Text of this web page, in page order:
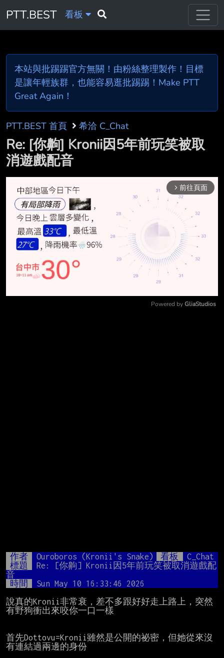
PTT.BEST 看板
本站與批踢踢官方無關！由粉絲整理製作！目標
是讓年輕族群，也能容易逛批踢踢！Make PTT
Great Again！
PTT.BEST 首頁 希洽 C_Chat
Re: [你齁] Kronii因5年前玩笑被取
消遊戲配音
arrow_forward_ios 前往頁面
Powered by GliaStudios
作者 Ouroboros (Kronii's Snake) 看板
C_Chat
標題
Re: [你齁] Kronii因5年前玩笑被取消遊戲配
音
時間
Sun May 10 16:33:46 2026
說真的Kronii非常衰，差不多跟好好走上路上，突然
有野狗衝出來咬你一口一樣
首先Dottovu=Kronii雖然是公開的祕密，但她從來沒
有連結過兩邊的身份